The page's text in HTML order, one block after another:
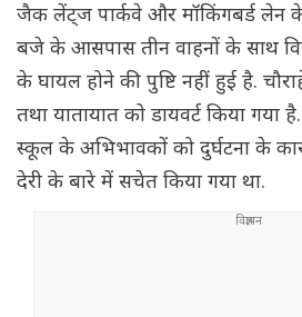
जैक लेंट्ज पार्कवे और मॉकिंगबर्ड लेन
बजे के आसपास तीन वाहनों के साथ
के घायल होने की पुष्टि नहीं हुई है.
तथा यातायात को डायवर्ट किया गया है.
स्कूल के अभिभावकों को दुर्घटना के
देरी के बारे में सचेत किया गया था.